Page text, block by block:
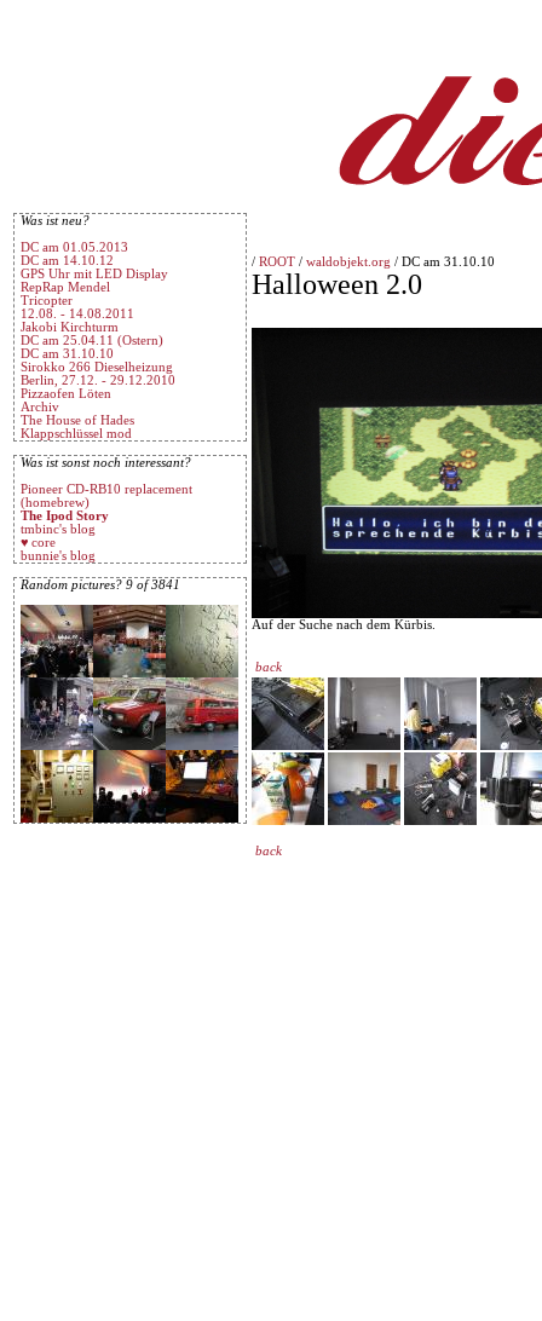
Was ist neu?
DC am 01.05.2013
DC am 14.10.12
GPS Uhr mit LED Display
RepRap Mendel
Tricopter
12.08. - 14.08.2011
Jakobi Kirchturm
DC am 25.04.11 (Ostern)
DC am 31.10.10
Sirokko 266 Dieselheizung
Berlin, 27.12. - 29.12.2010
Pizzaofen Löten
Archiv
The House of Hades
Klappschlüssel mod
Was ist sonst noch interessant?
Pioneer CD-RB10 replacement
(homebrew)
The Ipod Story
tmbinc's blog
♥ core
bunnie's blog
Random pictures? 9 of 3841
/ ROOT / waldobjekt.org / DC am 31.10.10
Halloween 2.0
Auf der Suche nach dem Kürbis.
back
back